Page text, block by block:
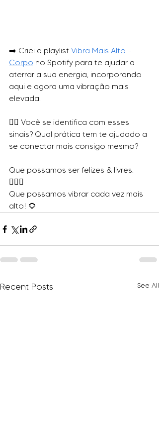
➡️ Criei a playlist Vibra Mais Alto -
Corpo no Spotify para te ajudar a
aterrar a sua energia, incorporando
aqui e agora uma vibração mais
elevada.
👉🏾 Você se identifica com esses
sinais? Qual prática tem te ajudado a
se conectar mais consigo mesmo?
Que possamos ser felizes & livres.
🤸🏾‍♀️
Que possamos vibrar cada vez mais
alto! 🌻
Recent Posts See All